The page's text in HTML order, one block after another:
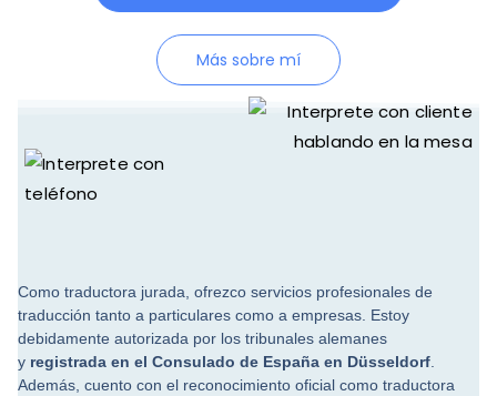
Más sobre mí
Como traductora jurada, ofrezco servicios profesionales de
traducción tanto a particulares como a empresas. Estoy
debidamente autorizada por los tribunales alemanes
y registrada en el Consulado de España en Düsseldorf
Además, cuento con el reconocimiento oficial como traductora